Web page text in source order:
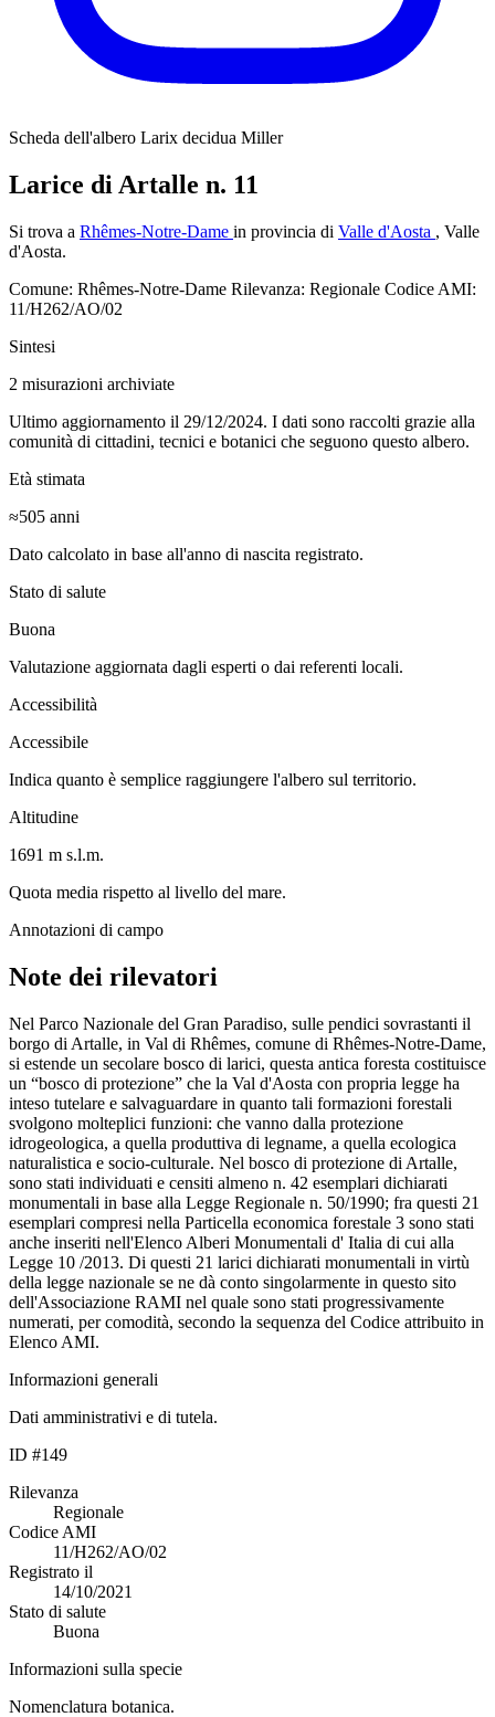
Scheda dell'albero Larix decidua Miller
Larice di Artalle n. 11
Si trova a Rhêmes-Notre-Dame in provincia di Valle d'Aosta , Valle
d'Aosta.
Comune: Rhêmes-Notre-Dame Rilevanza: Regionale Codice AMI:
11/H262/AO/02
Sintesi
2 misurazioni archiviate
Ultimo aggiornamento il 29/12/2024. I dati sono raccolti grazie alla
comunità di cittadini, tecnici e botanici che seguono questo albero.
Età stimata
≈505 anni
Dato calcolato in base all'anno di nascita registrato.
Stato di salute
Buona
Valutazione aggiornata dagli esperti o dai referenti locali.
Accessibilità
Accessibile
Indica quanto è semplice raggiungere l'albero sul territorio.
Altitudine
1691 m s.l.m.
Quota media rispetto al livello del mare.
Annotazioni di campo
Note dei rilevatori
Nel Parco Nazionale del Gran Paradiso, sulle pendici sovrastanti il
borgo di Artalle, in Val di Rhêmes, comune di Rhêmes-Notre-Dame,
si estende un secolare bosco di larici, questa antica foresta costituisce
un “bosco di protezione” che la Val d'Aosta con propria legge ha
inteso tutelare e salvaguardare in quanto tali formazioni forestali
svolgono molteplici funzioni: che vanno dalla protezione
idrogeologica, a quella produttiva di legname, a quella ecologica
naturalistica e socio-culturale. Nel bosco di protezione di Artalle,
sono stati individuati e censiti almeno n. 42 esemplari dichiarati
monumentali in base alla Legge Regionale n. 50/1990; fra questi 21
esemplari compresi nella Particella economica forestale 3 sono stati
anche inseriti nell'Elenco Alberi Monumentali d' Italia di cui alla
Legge 10 /2013. Di questi 21 larici dichiarati monumentali in virtù
della legge nazionale se ne dà conto singolarmente in questo sito
dell'Associazione RAMI nel quale sono stati progressivamente
numerati, per comodità, secondo la sequenza del Codice attribuito in
Elenco AMI.
Informazioni generali
Dati amministrativi e di tutela.
ID #149
Rilevanza
Regionale
Codice AMI
11/H262/AO/02
Registrato il
14/10/2021
Stato di salute
Buona
Informazioni sulla specie
Nomenclatura botanica.